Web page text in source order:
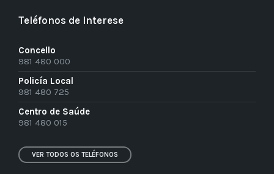
Teléfonos de Interese
Concello
981 480 000
Policía Local
981 480 725
Centro de Saúde
981 480 015
VER TODOS OS TELÉFONOS